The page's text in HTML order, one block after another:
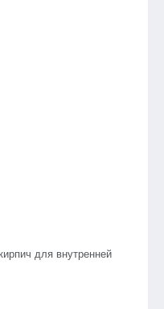
для внутренней